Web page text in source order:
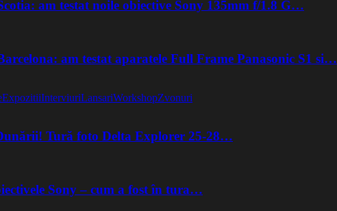
am testat noile obiective Sony 135mm f/1.8 G…
am testat aparatele Full Frame Panasonic S1 si…
ExpozitiiInterviuriLansariWorkshopZvonuri
Tură foto Delta Explorer 25-28…
Sony – cum a fost în tura…